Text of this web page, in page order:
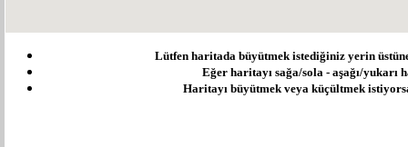
Lütfen haritada büyütmek istediğiniz yerin
Eğer haritayı sağa/sola - aşağı/
Haritayı büyütmek veya küçültmek